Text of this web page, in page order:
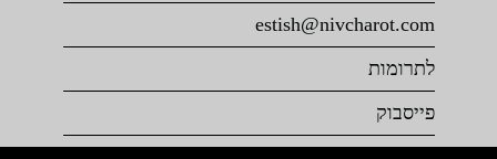
estish@nivcharot.com
לתרומות
פייסבוק